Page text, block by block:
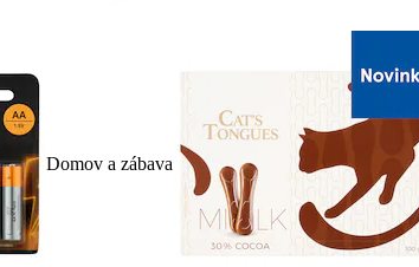
Domov a zábava